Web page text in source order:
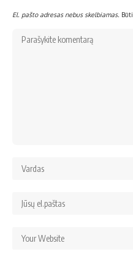
El. pašto adresas nebus skelbiamas.